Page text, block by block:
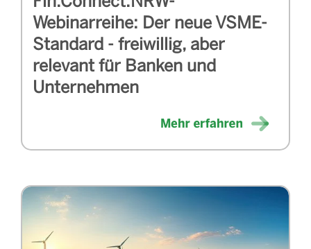
Webinarreihe: Der neue VSME-
Standard - freiwillig, aber
relevant für Banken und
Unternehmen